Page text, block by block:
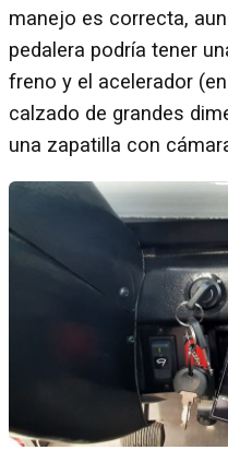
manejo es correcta,
pedalera podría tener
freno y el acelerador
calzado de grandes
una zapatilla con